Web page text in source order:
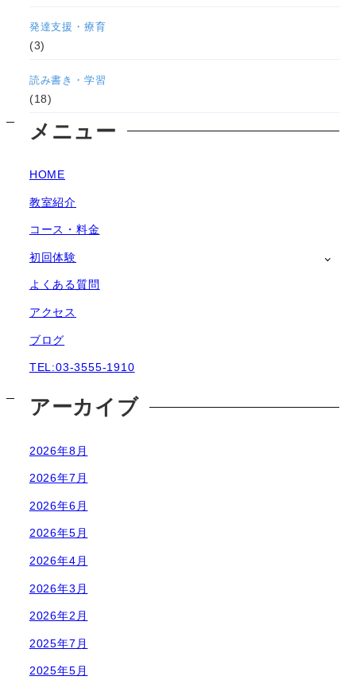
発達支援・療育
(3)
読み書き・学習
(18)
メニュー
HOME
教室紹介
コース・料金
初回体験
よくある質問
アクセス
ブログ
TEL:03-3555-1910
アーカイブ
2026年8月
2026年7月
2026年6月
2026年5月
2026年4月
2026年3月
2026年2月
2025年7月
2025年5月